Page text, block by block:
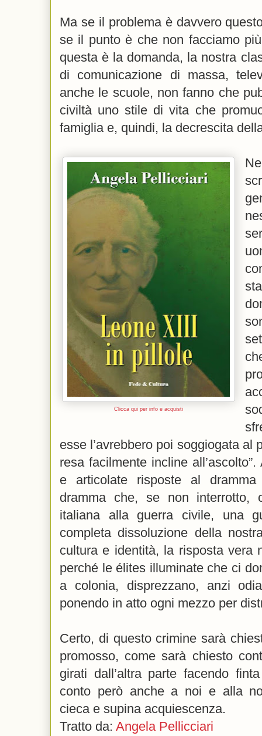
Ma se il problema è davvero
se il punto è che non facciamo
questa è la domanda, la nostra
di comunicazione di massa,
anche le scuole, non fanno che
civiltà uno stile di vita che
famiglia e, quindi, la decrescita
Clicca qui per info e acquisti
esse l’avrebbero poi soggiogata al
resa facilmente incline
e articolate risposte al
dramma che, se non interrotto,
italiana alla guerra civile, una
completa dissoluzione della
cultura e identità, la risposta vera
perché le élites illuminate che ci
a colonia, disprezzano, anzi
ponendo in atto ogni mezzo per
Certo, di questo crimine sarà
promosso, come sarà chiesto
girati dall’altra parte facendo
conto però anche a noi e alla
cieca e supina acquiescenza.
Tratto da: Angela Pellicciari